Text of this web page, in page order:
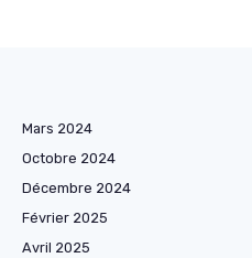
Mars 2024
Octobre 2024
Décembre 2024
Février 2025
Avril 2025